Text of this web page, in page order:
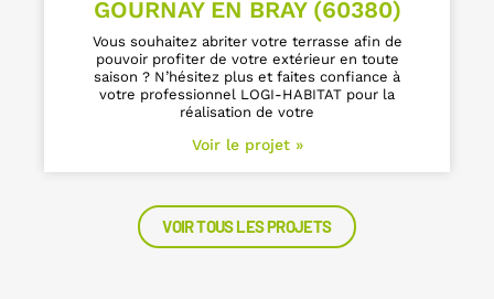
GOURNAY EN BRAY (60380)
Vous souhaitez abriter votre terrasse afin de
pouvoir profiter de votre extérieur en toute
saison ? N’hésitez plus et faites confiance à
votre professionnel LOGI-HABITAT pour la
réalisation de votre
Voir le projet »
VOIR TOUS LES PROJETS